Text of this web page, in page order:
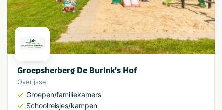
Groepsherberg De Burink's Hof
Overijssel
Groepen/familiekamers
Schoolreisjes/kampen